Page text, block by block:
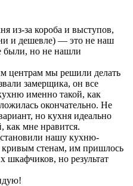
из-за короба и выступов,
и дешевле) — это не наш
были, но не нашли
центрам мы решили делать
замерщика, он все
именно такой, как
окончательно. Не
но кухня идеально
как мне нравится.
нашу кухню-
кривым стенам, им пришлось
шкафчиков, но результат